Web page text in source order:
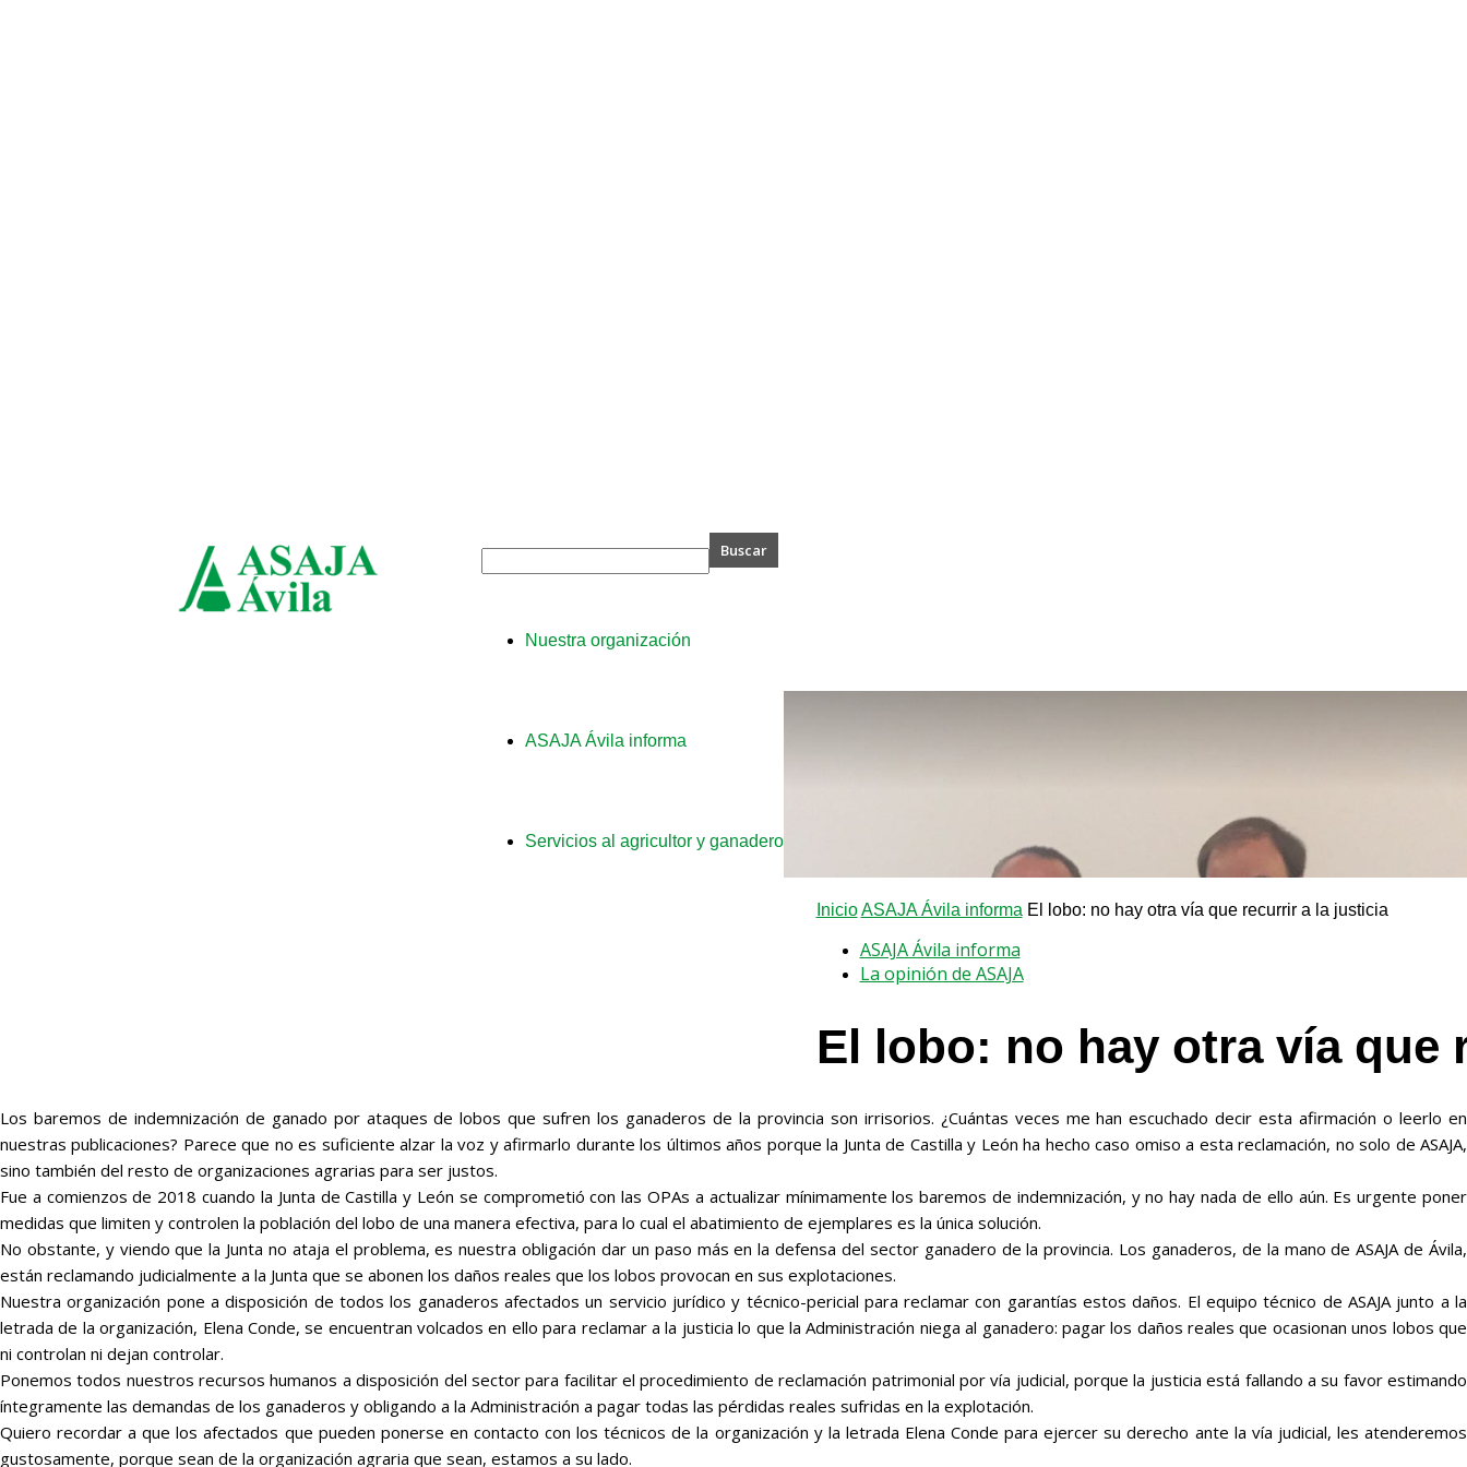
Nuestra organización
ASAJA Ávila informa
Servicios al agricultor y ganadero
Inicio ASAJA Ávila informa El lobo: no hay otra vía que recurrir a la justicia
ASAJA Ávila informa
La opinión de ASAJA
El lobo: no hay otra vía que
Los baremos de indemnización de ganado por ataques de lobos que sufren los ganaderos de la provincia son irrisorios. ¿Cuántas veces me han escuchado decir esta afirmación o leerlo en
nuestras publicaciones? Parece que no es suficiente alzar la voz y afirmarlo durante los últimos años porque la Junta de Castilla y León ha hecho caso omiso a esta reclamación, no solo de ASAJA,
sino también del resto de organizaciones agrarias para ser justos.
Fue a comienzos de 2018 cuando la Junta de Castilla y León se comprometió con las OPAs a actualizar mínimamente los baremos de indemnización, y no hay nada de ello aún. Es urgente poner
medidas que limiten y controlen la población del lobo de una manera efectiva, para lo cual el abatimiento de ejemplares es la única solución.
No obstante, y viendo que la Junta no ataja el problema, es nuestra obligación dar un paso más en la defensa del sector ganadero de la provincia. Los ganaderos, de la mano de ASAJA de Ávila,
están reclamando judicialmente a la Junta que se abonen los daños reales que los lobos provocan en sus explotaciones.
Nuestra organización pone a disposición de todos los ganaderos afectados un servicio jurídico y técnico-pericial para reclamar con garantías estos daños. El equipo técnico de ASAJA junto a la
letrada de la organización, Elena Conde, se encuentran volcados en ello para reclamar a la justicia lo que la Administración niega al ganadero: pagar los daños reales que ocasionan unos lobos que
ni controlan ni dejan controlar.
Ponemos todos nuestros recursos humanos a disposición del sector para facilitar el procedimiento de reclamación patrimonial por vía judicial, porque la justicia está fallando a su favor estimando
íntegramente las demandas de los ganaderos y obligando a la Administración a pagar todas las pérdidas reales sufridas en la explotación.
Quiero recordar a que los afectados que pueden ponerse en contacto con los técnicos de la organización y la letrada Elena Conde para ejercer su derecho ante la vía judicial, les atenderemos
gustosamente, porque sean de la organización agraria que sean, estamos a su lado.